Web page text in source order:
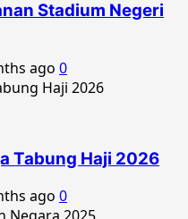
Stadium Negeri
ago 0
Tabung Haji 2026
ago 0